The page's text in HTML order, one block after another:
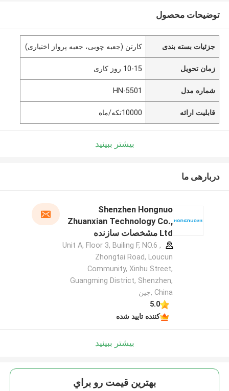
توضیحات محصول
جزئیات بسته بندی کارتن (جعبه چوبی، جعبه پرواز اختیاری)
زمان تحویل 10-15 روز کاری
شماره مدل HN-5501
قابلیت ارائه 10000تکه/ماه
بیشتر ببینید
دربارهی ما
Shenzhen Hongnuo
Zhuanxian Technology Co.,
Ltd مشخصات سازنده
Unit A, Floor 3, Builing F, NO.6 ,
Zhongtai Road, Loucun
Community, Xinhu Street,
Guangming District, Shenzhen,
China ,چین
5.0
کننده تایید شده
بیشتر ببینید
بهترين قيمت رو براي